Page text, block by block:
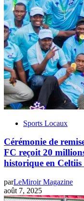
Sports Locaux
Cérémonie de
FC reçoit 20
historique en
parLeMiroir Magazine
août 7, 2025